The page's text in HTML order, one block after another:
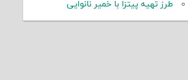
طرز تهیه پیتزا با خمیر نانوایی